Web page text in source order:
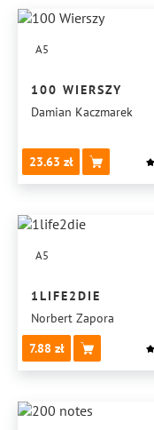
A5
100 WIERSZY
Damian Kaczmarek
23.63
A5
1LIFE2DIE
Norbert Zapora
7.88